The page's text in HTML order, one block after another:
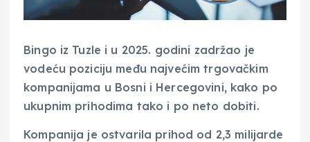
Bingo iz Tuzle i u 2025. godini zadržao je
vodeću poziciju među najvećim trgovačkim
kompanijama u Bosni i Hercegovini, kako po
ukupnim prihodima tako i po neto dobiti.
Kompanija je ostvarila prihod od 2,3 milijarde